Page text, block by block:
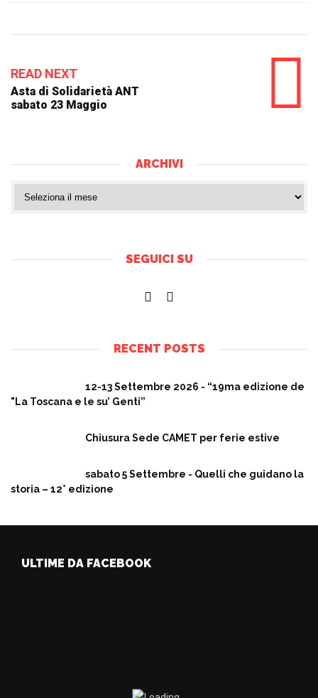
READ NEXT
Asta di Solidarietà ANT
sabato 23 Maggio
ARCHIVI
SEGUICI SU
RECENT POSTS
12-13 Settembre 2026 - “19ma edizione de
"La Toscana e le su’ Genti”
Chiusura Sede CAMET per ferie estive
sabato 5 Settembre - Quelli che guidano la
storia – 12° edizione
ULTIME DA FACEBOOK